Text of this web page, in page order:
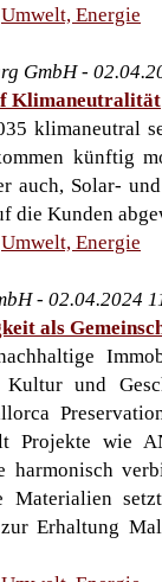
Umwelt, Energie
GmbH -
Klimaneutralität
klimaneutral
künftig
auch, Solar-
die Kunden
Umwelt, Energie
- 02.04.2024
als
und
Projekte wie
harmonisch
Materialien
Erhaltung